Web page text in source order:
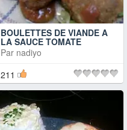
BOULETTES DE VIANDE A
LA SAUCE TOMATE
Par nadiyo
211